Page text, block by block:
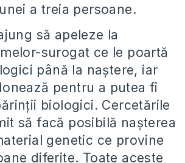
a treia persoane.
să apeleze la
surogat ce le poartă
până la naștere, iar
pentru a putea fi
biologici. Cercetările
să facă posibilă nașterea
genetic ce provine
diferite. Toate aceste